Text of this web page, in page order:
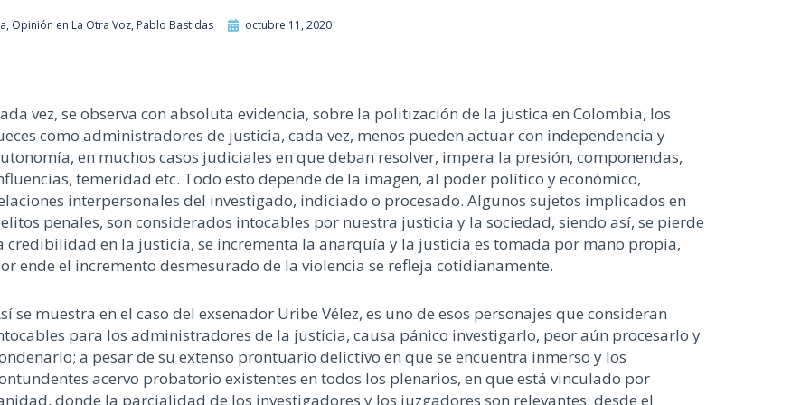
, Opinión en La Otra Voz, Pablo Bastidas octubre 11, 2020
vez, se observa con absoluta evidencia, sobre la politización de la justica en Colombia, los
como administradores de justicia, cada vez, menos pueden actuar con independencia y
en muchos casos judiciales en que deban resolver, impera la presión, componendas,
temeridad etc. Todo esto depende de la imagen, al poder político y económico,
interpersonales del investigado, indiciado o procesado. Algunos sujetos implicados en
penales, son considerados intocables por nuestra justicia y la sociedad, siendo así, se pierde
credibilidad en la justicia, se incrementa la anarquía y la justicia es tomada por mano propia,
ende el incremento desmesurado de la violencia se refleja cotidianamente.
se muestra en el caso del exsenador Uribe Vélez, es uno de esos personajes que consideran
para los administradores de la justicia, causa pánico investigarlo, peor aún procesarlo y
a pesar de su extenso prontuario delictivo en que se encuentra inmerso y los
acervo probatorio existentes en todos los plenarios, en que está vinculado por
donde la parcialidad de los investigadores y los juzgadores son relevantes; desde el